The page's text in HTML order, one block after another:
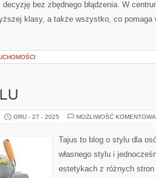
decyzję bez zbędnego błądzenia. W
klasy, a także wszystko, co pomaga
GRU - 27 - 2025 MOŻLIWOŚĆ
Tajus to blog o stylu dla
własnego stylu i
estetykach z różnych